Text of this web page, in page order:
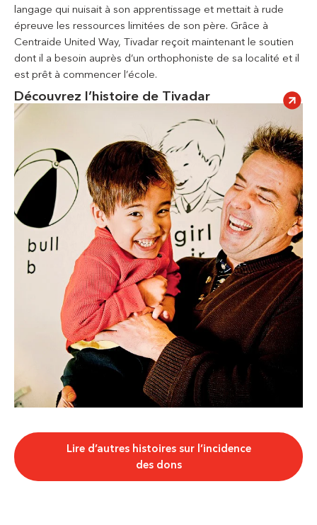
langage qui nuisait à son apprentissage et mettait à rude
épreuve les ressources limitées de son père. Grâce à
Centraide United Way, Tivadar reçoit maintenant le soutien
dont il a besoin auprès d’un orthophoniste de sa localité et il
est prêt à commencer l’école.
Découvrez l’histoire de Tivadar
Lire d’autres histoires sur l’incidence
des dons